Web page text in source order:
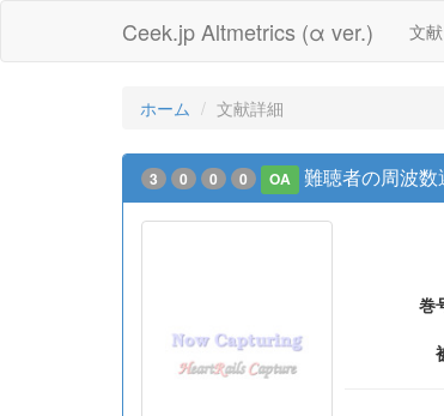
Ceek.jp Altmetrics (α ver.) 文
ホーム 文献詳細
3 0 0 0 OA 難聴者の周波
巻